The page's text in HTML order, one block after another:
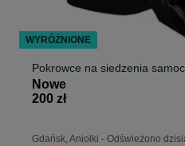
Pokrowce na siedzenia
Nowe
200 zł
Gdańsk, Aniołki - Odświeżono
WYRÓŻNIONE